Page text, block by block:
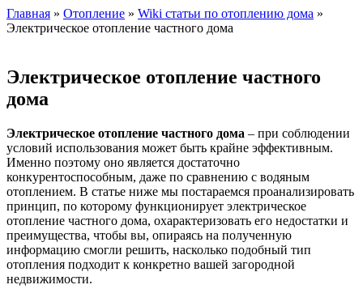
Главная » Отопление » Wiki статьи по отоплению дома »
Электрическое отопление частного дома
Электрическое отопление частного
дома
Электрическое отопление частного дома – при соблюдении
условий использования может быть крайне эффективным.
Именно поэтому оно является достаточно
конкурентоспособным, даже по сравнению с водяным
отоплением. В статье ниже мы постараемся проанализировать
принцип, по которому функционирует электрическое
отопление частного дома, охарактеризовать его недостатки и
преимущества, чтобы вы, опираясь на полученную
информацию смогли решить, насколько подобный тип
отопления подходит к конкретно вашей загородной
недвижимости.